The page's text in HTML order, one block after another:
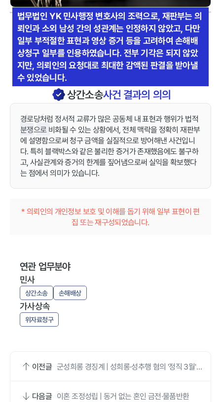
법무법인 YK 민사행정 변호사의 조력으로, 재판부는 의
뢰인과 소외 남성 간의 성관계는 인정하지 않았고, 다만
일부 부적절한 표현과 영상 증거 등을 고려하여 손해배
상청구 일부를 인용하였습니다. 전부 기각은 되지 않았
지만, 의뢰인의 요청대로 최대한 감액된 판결을 받아낼
수 있었습니다.
상간소송사건 결과의 의의
경로당처럼 정서적 교류가 많은 공동체 내 표현과 행위가 법적
분쟁으로 비화될 수 있는 상황에서, 전체 맥락을 정확히 재판부
에 설명함으로써 청구 금액을 실질적으로 방어해낸 사건입니
다. 특히 블랙박스와 같은 불리한 증거가 존재했음에도 불구하
고, 사실관계와 증거의 한계를 짚어냄으로써 실익을 확보했다
는 점에서 의미가 있습니다.
* 의뢰인의 개인정보 보호 및 이해를 돕기 위해 일부 표현이 편
집 또는 재구성되었습니다.
연관 업무분야
민사
상간소송 손해배상
가사상속
위자료청구
이전글 군성희롱 경징계 | 성희롱·성추행 혐의 '정직 3월'로
다음글 이혼 조정성립 | 동거 없는 혼인 금전·물품반환